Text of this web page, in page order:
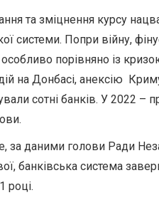
та зміцнення курсу
системи. Попри війну,
особливо порівняно із
на Донбасі, анексію
сотні банків. У 2022 –
за даними голови Ради
банківська система
році.